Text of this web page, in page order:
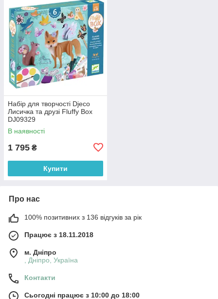
Набір для творчості Djeco
Лисичка та друзі Fluffy Box
DJ09329
В наявності
1 795 ₴
Купити
Про нас
100% позитивних з 136 відгуків за рік
Працює з 18.11.2018
м. Дніпро
, Дніпро, Україна
Контакти
Сьогодні працює з 10:00 до 18:00